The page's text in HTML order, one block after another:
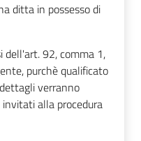
ditta in possesso di
dell'art. 92, comma 1,
purchè qualificato
verranno
alla procedura